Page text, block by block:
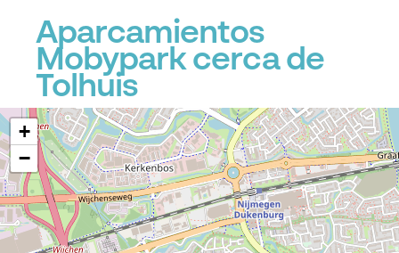
Aparcamientos
Mobypark cerca de
Tolhuis
+
−